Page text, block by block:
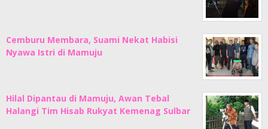
Cemburu Membara, Suami Nekat Habisi
Nyawa Istri di Mamuju
Hilal Dipantau di Mamuju, Awan Tebal
Halangi Tim Hisab Rukyat Kemenag Sulbar